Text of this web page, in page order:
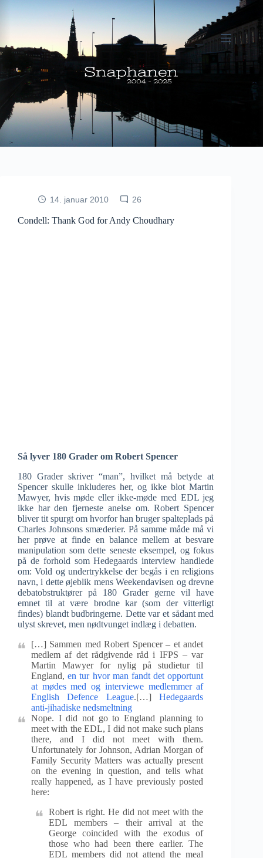
14. januar 2010 26
Condell: Thank God for Andy Choudhary
Så lyver 180 Grader om Robert Spencer
180 Grader skriver “man”, hvilket må betyde at
Spencer skulle inkluderes her, og ikke blot Martin
Mawyer, hvis møde eller ikke-møde med EDL jeg
ikke har den fjerneste anelse om. Robert Spencer
bliver tit spurgt om hvorfor han bruger spalteplads på
Charles Johnsons smæderier. På samme måde må vi
her prøve at finde en balance mellem at besvare
manipulation som dette seneste eksempel, og fokus
på de forhold som Hedegaards interview handlede
om: Vold og undertrykkelse der begås i en religions
navn, i dette øjeblik mens Weekendavisen og drevne
debatobstruktører på 180 Grader gerne vil have
emnet til at være brodne kar (som der vitterligt
findes) blandt budbringerne. Dette var et sådant med
ulyst skrevet, men nødtvunget indlæg i debatten.
[…] Sammen med Robert Spencer – et andet
medlem af det rådgivende råd i IFPS – var
Martin Mawyer for nylig på studietur til
England,en tur hvor man fandt det opportunt
at mødes med og interviewe medlemmer af
English Defence League.[…]Hedegaards
anti-jihadiske nedsmeltning
Nope. I did not go to England planning to
meet with the EDL, I did not make such plans
there, and I did not meet with them.
Unfortunately for Johnson, Adrian Morgan of
Family Security Matters was actually present
on the evening in question, and tells what
really happened, as I have previously posted
here:
Robert is right. He did not meet with the
EDL members – their arrival at the
George coincided with the exodus of
those who had been there earlier. The
EDL members did not attend the meal